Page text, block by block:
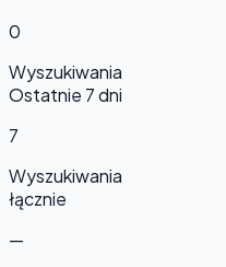
0
Wyszukiwania
Ostatnie 7 dni
7
Wyszukiwania
łącznie
—